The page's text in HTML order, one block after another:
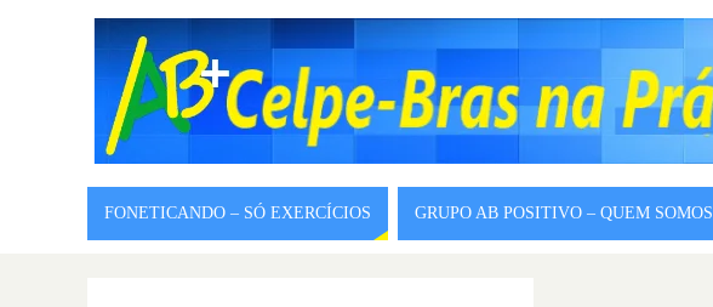
FONETICANDO – SÓ EXERCÍCIOS GRUPO AB POSITIVO – QUEM SOMOS